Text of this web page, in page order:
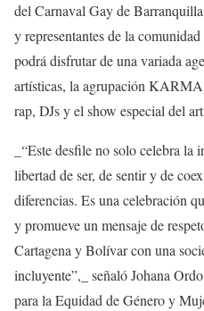
del Carnaval Gay de
y representantes de la
podrá disfrutar de una variada
artísticas, la agrupación
rap, DJs y el show especial del
_“Este desfile no solo celebra
libertad de ser, de sentir y de
diferencias. Es una celebración
y promueve un mensaje de
Cartagena y Bolívar con una
incluyente”,_ señaló Johana
para la Equidad de Género y